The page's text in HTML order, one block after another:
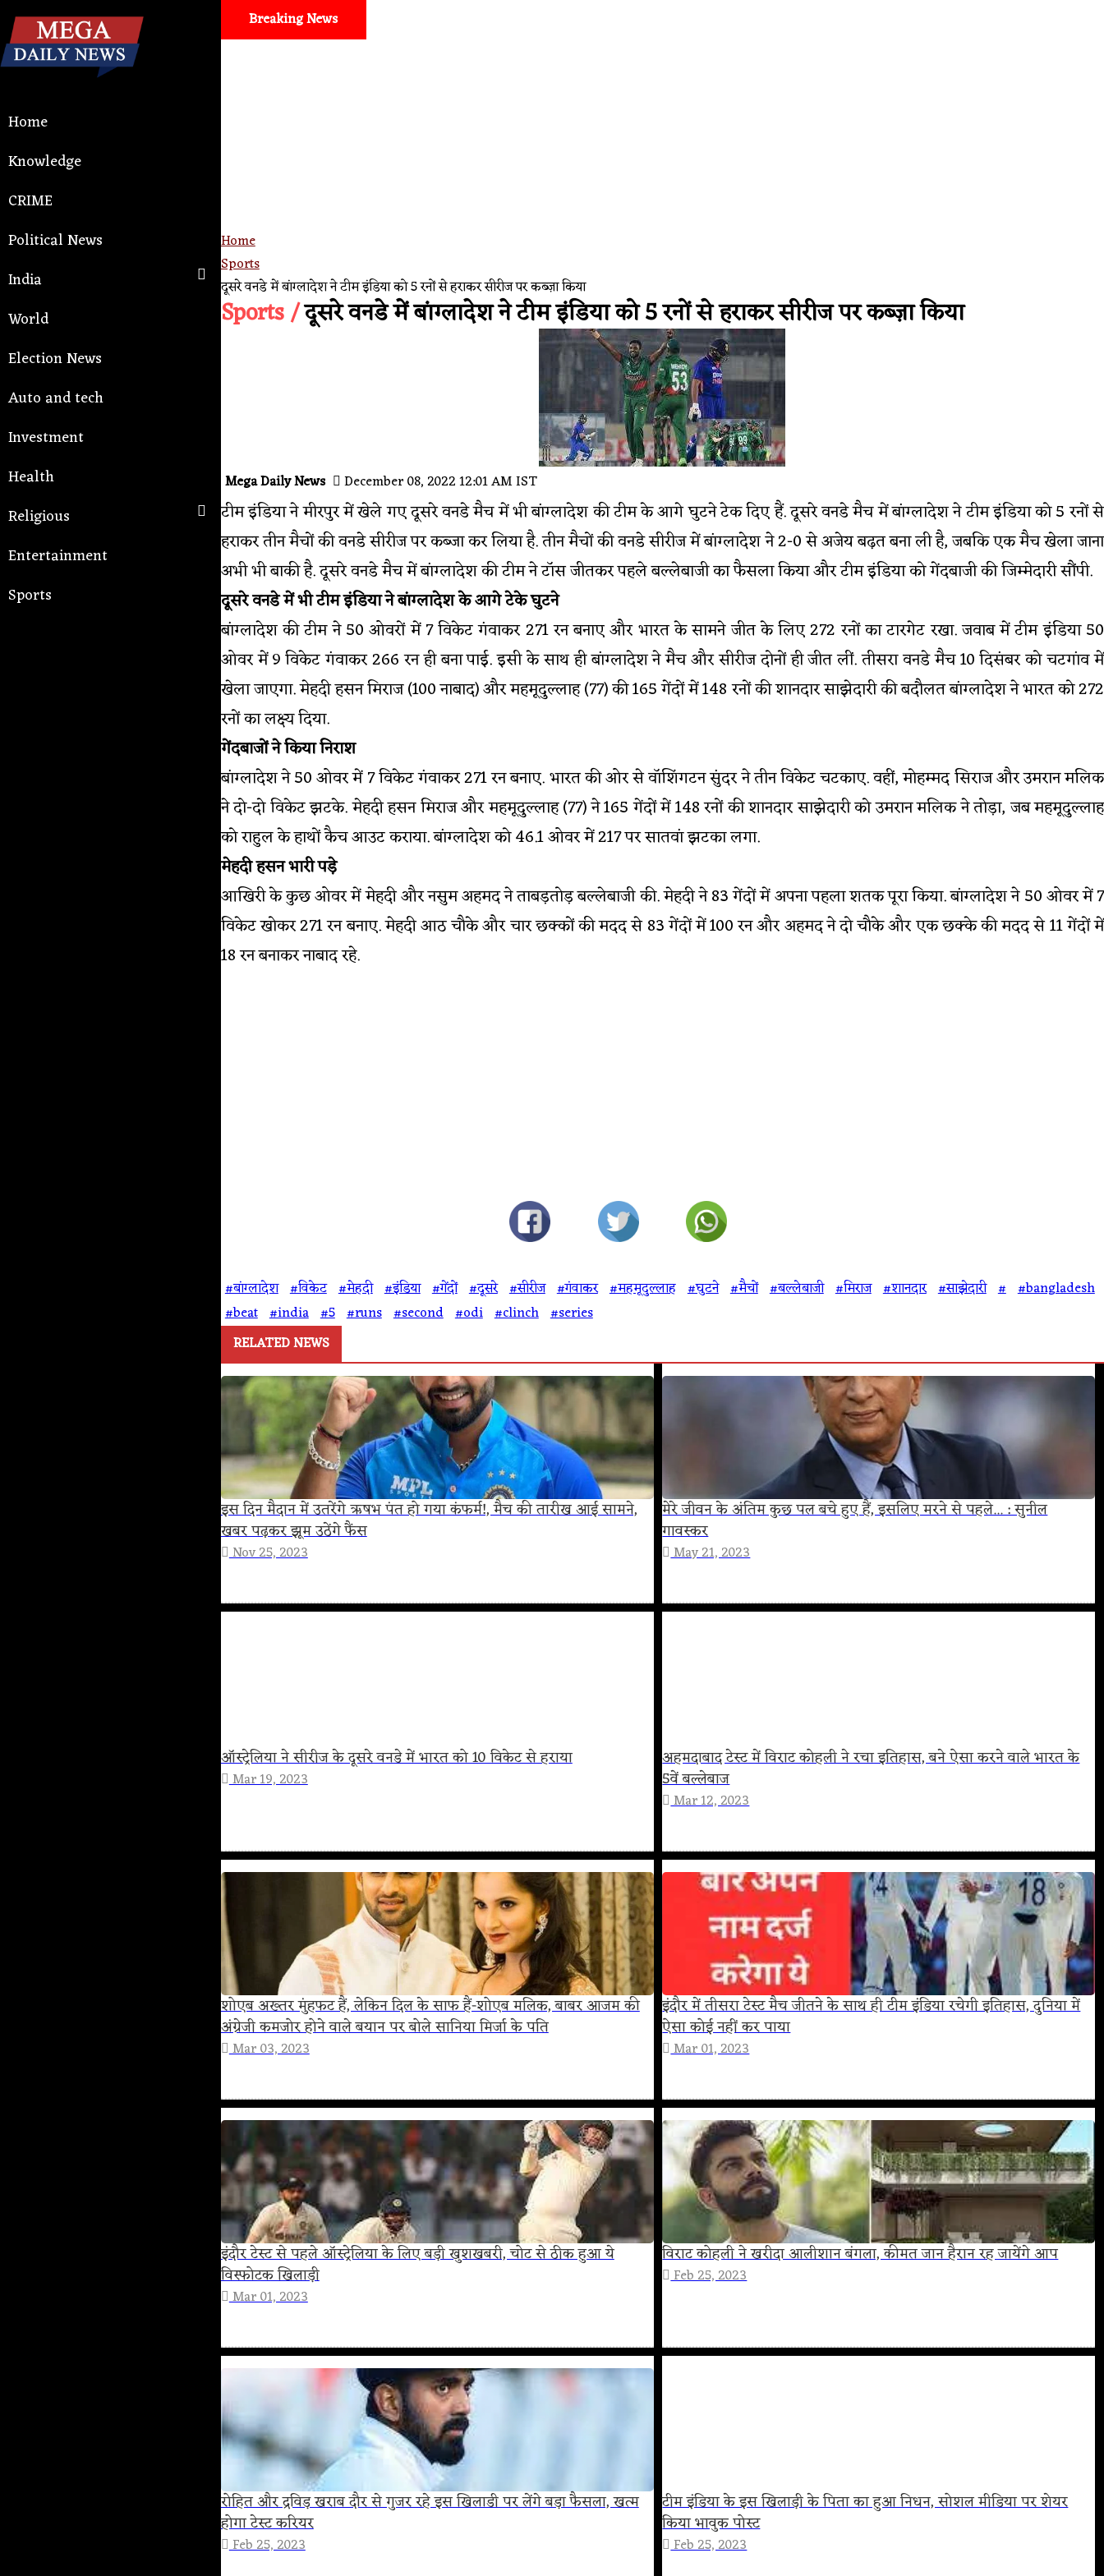
Home
Knowledge
CRIME
Political News
India
World
Election News
Auto and tech
Investment
Health
Religious
Entertainment
Sports
Breaking News
Home
Sports
दूसरे वनडे में बांग्लादेश ने टीम इंडिया को 5 रनों से हराकर सीरीज पर कब्ज़ा किया
Sports /दूसरे वनडे में बांग्लादेश ने टीम इंडिया को 5 रनों से हराकर सीरीज पर कब्ज़ा किया
Mega Daily News December 08, 2022 12:01 AM IST
टीम इंडिया ने मीरपुर में खेले गए दूसरे वनडे मैच में भी बांग्लादेश की टीम के आगे घुटने टेक दिए हैं. दूसरे वनडे मैच में बांग्लादेश ने टीम इंडिया को 5 रनों से
हराकर तीन मैचों की वनडे सीरीज पर कब्जा कर लिया है. तीन मैचों की वनडे सीरीज में बांग्लादेश ने 2-0 से अजेय बढ़त बना ली है, जबकि एक मैच खेला जाना
अभी भी बाकी है. दूसरे वनडे मैच में बांग्लादेश की टीम ने टॉस जीतकर पहले बल्लेबाजी का फैसला किया और टीम इंडिया को गेंदबाजी की जिम्मेदारी सौंपी.
दूसरे वनडे में भी टीम इंडिया ने बांग्लादेश के आगे टेके घुटने
बांग्लादेश की टीम ने 50 ओवरों में 7 विकेट गंवाकर 271 रन बनाए और भारत के सामने जीत के लिए 272 रनों का टारगेट रखा. जवाब में टीम इंडिया 50
ओवर में 9 विकेट गंवाकर 266 रन ही बना पाई. इसी के साथ ही बांग्लादेश ने मैच और सीरीज दोनों ही जीत लीं. तीसरा वनडे मैच 10 दिसंबर को चटगांव में
खेला जाएगा. मेहदी हसन मिराज (100 नाबाद) और महमूदुल्लाह (77) की 165 गेंदों में 148 रनों की शानदार साझेदारी की बदौलत बांग्लादेश ने भारत को 272
रनों का लक्ष्य दिया.
गेंदबाजों ने किया निराश
बांग्लादेश ने 50 ओवर में 7 विकेट गंवाकर 271 रन बनाए. भारत की ओर से वॉशिंगटन सुंदर ने तीन विकेट चटकाए. वहीं, मोहम्मद सिराज और उमरान मलिक
ने दो-दो विकेट झटके. मेहदी हसन मिराज और महमूदुल्लाह (77) ने 165 गेंदों में 148 रनों की शानदार साझेदारी को उमरान मलिक ने तोड़ा, जब महमूदुल्लाह
को राहुल के हाथों कैच आउट कराया. बांग्लादेश को 46.1 ओवर में 217 पर सातवां झटका लगा.
मेहदी हसन भारी पड़े
आखिरी के कुछ ओवर में मेहदी और नसुम अहमद ने ताबड़तोड़ बल्लेबाजी की. मेहदी ने 83 गेंदों में अपना पहला शतक पूरा किया. बांग्लादेश ने 50 ओवर में 7
विकेट खोकर 271 रन बनाए. मेहदी आठ चौके और चार छक्कों की मदद से 83 गेंदों में 100 रन और अहमद ने दो चौके और एक छक्के की मदद से 11 गेंदों में
18 रन बनाकर नाबाद रहे.
#बांग्लादेश #विकेट #मेहदी #इंडिया #गेंदों #दूसरे #सीरीज #गंवाकर #महमूदुल्लाह #घुटने #मैचों #बल्लेबाजी #मिराज #शानदार #साझेदारी # #bangladesh
#beat #india #5 #runs #second #odi #clinch #series
RELATED NEWS
इस दिन मैदान में उतरेंगे ऋषभ पंत हो गया कंफर्म!, मैच की तारीख आई सामने,
खबर पढ़कर झूम उठेंगे फैंस
Nov 25, 2023
मेरे जीवन के अंतिम कुछ पल बचे हुए हैं, इसलिए मरने से पहले... : सुनील
गावस्कर
May 21, 2023
ऑस्ट्रेलिया ने सीरीज के दूसरे वनडे में भारत को 10 विकेट से हराया
Mar 19, 2023
अहमदाबाद टेस्ट में विराट कोहली ने रचा इतिहास, बने ऐसा करने वाले भारत के
5वें बल्लेबाज
Mar 12, 2023
शोएब अख्तर मुंहफट हैं, लेकिन दिल के साफ हैं-शोएब मलिक, बाबर आजम की
अंग्रेजी कमजोर होने वाले बयान पर बोले सानिया मिर्जा के पति
Mar 03, 2023
इंदौर में तीसरा टेस्ट मैच जीतने के साथ ही टीम इंडिया रचेगी इतिहास, दुनिया में
ऐसा कोई नहीं कर पाया
Mar 01, 2023
इंदौर टेस्ट से पहले ऑस्ट्रेलिया के लिए बड़ी खुशखबरी, चोट से ठीक हुआ ये
विस्फोटक खिलाड़ी
Mar 01, 2023
विराट कोहली ने खरीदा आलीशान बंगला, कीमत जान हैरान रह जायेंगे आप
Feb 25, 2023
रोहित और द्रविड़ खराब दौर से गुजर रहे इस खिलाडी पर लेंगे बड़ा फैसला, खत्म
होगा टेस्ट करियर
Feb 25, 2023
टीम इंडिया के इस खिलाड़ी के पिता का हुआ निधन, सोशल मीडिया पर शेयर
किया भावुक पोस्ट
Feb 25, 2023